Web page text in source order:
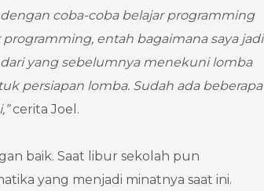
coba-coba belajar programming
entah bagaimana saya jadi
yang sebelumnya menekuni lomba
persiapan lomba. Sudah ada beberapa
cerita Joel.
baik. Saat libur sekolah pun
yang menjadi minatnya saat ini.